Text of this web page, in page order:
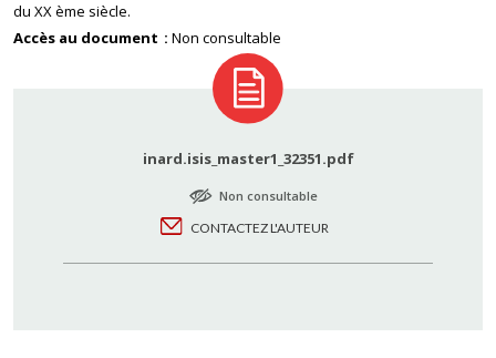
du XX ème siècle.
Accès au document
Non consultable
inard.isis_master1_32351.pdf
Non consultable
CONTACTEZ L'AUTEUR